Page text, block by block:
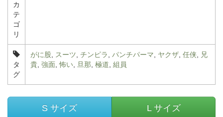
カ
テ
ゴ
リ
タ
グ
がに股 スーツ チンピラ パンチパーマ ヤクザ 任侠
兄
貴 強面 ,怖い 旦那 極道 組員
S サイズ L サイズ